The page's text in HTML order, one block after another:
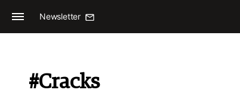
Newsletter
#Cracks